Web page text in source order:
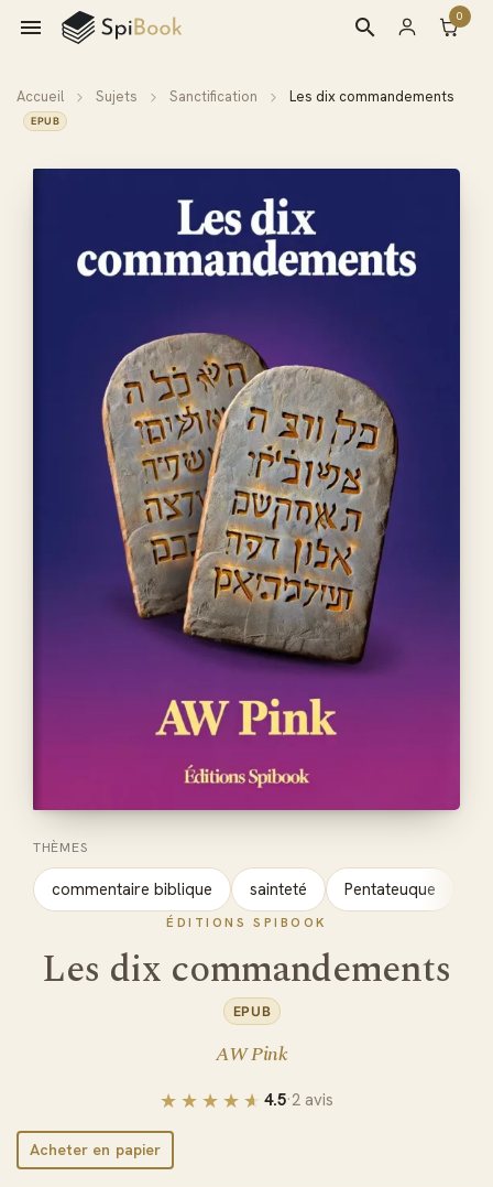
 0
search
Accueil Sujets Sanctification Les dix commandements
EPUB
THÈMES
commentaire biblique sainteté Pentateuque
ÉDITIONS SPIBOOK
Les dix commandements
EPUB
AW Pink
4.5·2 avis
Acheter en papier